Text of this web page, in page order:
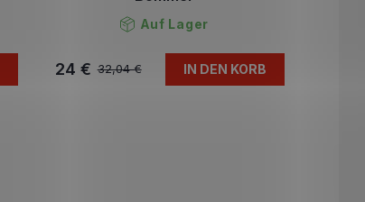
Auf Lager
32,04 €
24 € IN DEN KORB